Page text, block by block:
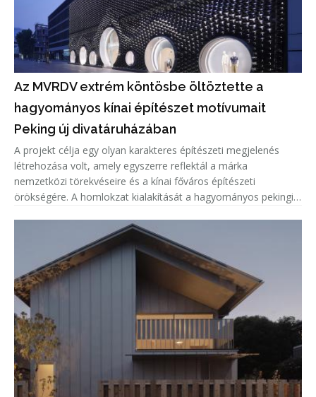
Az MVRDV extrém köntösbe öltöztette a
hagyományos kínai építészet motívumait
Peking új divatáruházában
A projekt célja egy olyan karakteres építészeti megjelenés
létrehozása volt, amely egyszerre reflektál a márka
nemzetközi törekvéseire és a kínai főváros építészeti
örökségére. A homlokzat kialakítását a hagyományos pekingi
formavilággal és innovat